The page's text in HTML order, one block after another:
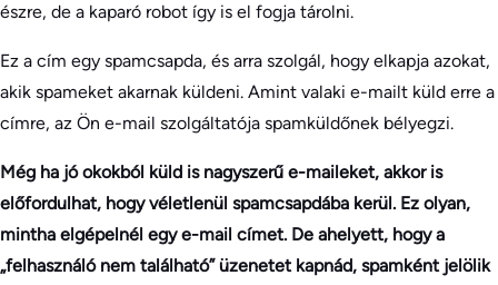
észre, de a kaparó robot így is el fogja tárolni.
Ez a cím egy spamcsapda, és arra szolgál, hogy elkapja azokat,
akik spameket akarnak küldeni. Amint valaki e-mailt küld erre a
címre, az Ön e-mail szolgáltatója spamküldőnek bélyegzi.
Még ha jó okokból küld is nagyszerű e-maileket, akkor is
előfordulhat, hogy véletlenül spamcsapdába kerül. Ez olyan,
mintha elgépelnél egy e-mail címet. De ahelyett, hogy a
„felhasználó nem található” üzenetet kapnád, spamként jelölik